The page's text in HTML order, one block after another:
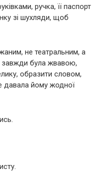
ручка, її паспорт
зі шухляди, щоб
не театральним, а
завжди була жвавою,
образити словом,
давала йому жодної